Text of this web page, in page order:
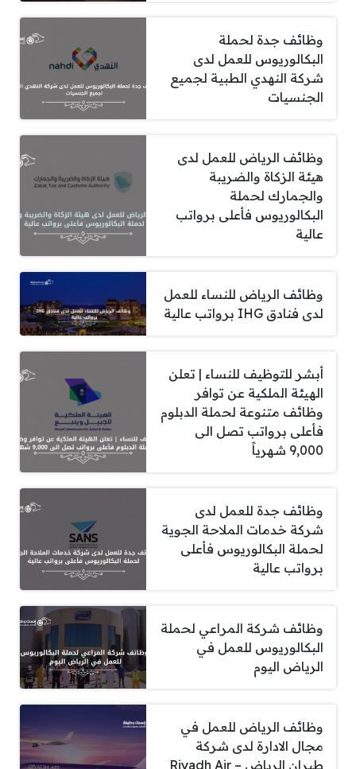
وظائف جدة لحملة
البكالوريوس للعمل لدى
شركة النهدي الطبية لجميع
الجنسيات
وظائف الرياض للعمل لدى
هيئة الزكاة والضريبة
والجمارك لحملة
البكالوريوس فأعلى برواتب
عالية
وظائف الرياض للنساء للعمل
لدى فنادق IHG برواتب عالية
أبشر للتوظيف للنساء | تعلن
الهيئة الملكية عن توافر
وظائف متنوعة لحملة الدبلوم
فأعلى برواتب تصل الى
9,000 شهرياً
وظائف جدة للعمل لدى
شركة خدمات الملاحة الجوية
لحملة البكالوريوس فأعلى
برواتب عالية
وظائف شركة المراعي لحملة
البكالوريوس للعمل في
الرياض اليوم
وظائف الرياض للعمل في
مجال الادارة لدى شركة
طيران الرياض – Riyadh Air